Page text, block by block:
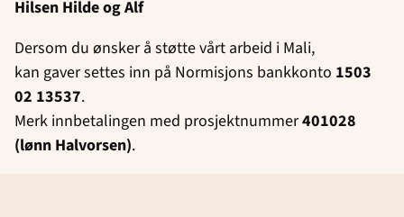
Hilsen Hilde og Alf
Dersom du ønsker å støtte vårt arbeid i Mali,
kan gaver settes inn på Normisjons bankkonto 1503
02 13537.
Merk innbetalingen med prosjektnummer401028
(lønn Halvorsen).